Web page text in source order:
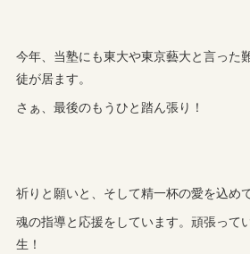
今年、当塾にも東大や東京藝大と言った
徒が居ます。
さぁ、最後のもうひと踏ん張り！
祈りと願いと、そして精一杯の愛を込めて
魂の指導と応援をしています。頑張って
生！